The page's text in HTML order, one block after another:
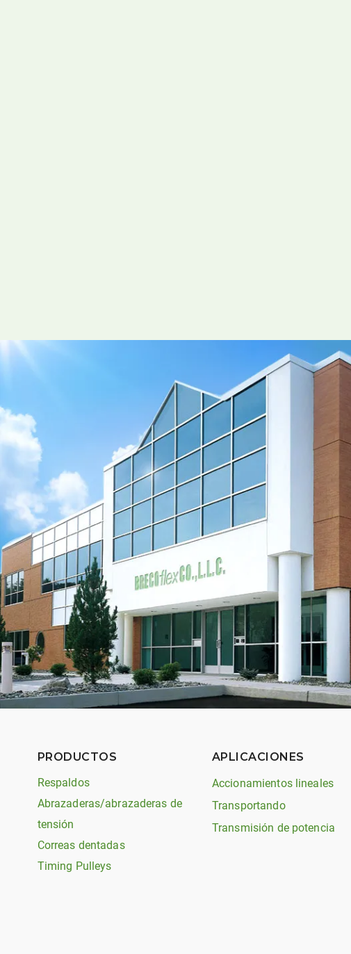
PRODUCTOS
Respaldos
Abrazaderas/abrazaderas de
tensión
Correas dentadas
Timing Pulleys
APLICACIONES
Accionamientos lineales
Transportando
Transmisión de potencia